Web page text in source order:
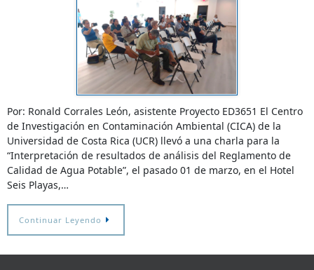
Por: Ronald Corrales León, asistente Proyecto ED3651 El Centro
de Investigación en Contaminación Ambiental (CICA) de la
Universidad de Costa Rica (UCR) llevó a una charla para la
“Interpretación de resultados de análisis del Reglamento de
Calidad de Agua Potable”, el pasado 01 de marzo, en el Hotel
Seis Playas,…
Continuar Leyendo